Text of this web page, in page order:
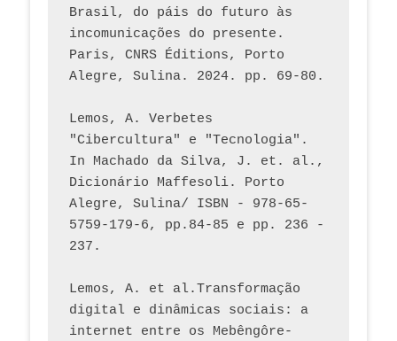
Brasil, do páis do futuro às
incomunicações do presente.
Paris, CNRS Éditions, Porto
Lemos, A. Verbetes
"Cibercultura" e "Tecnologia".
In Machado da Silva, J. et. al.,
Dicionário Maffesoli. Porto
Alegre, Sulina/ ISBN - 978-65-
5759-179-6, pp.84-85 e pp. 236 -
237.
Lemos, A. et al.Transformação
digital e dinâmicas sociais: a
internet entre os Mebêngôre-